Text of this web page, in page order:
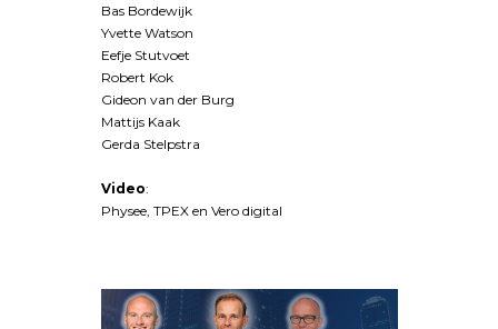
Bas Bordewijk
Yvette Watson
Eefje Stutvoet
Robert Kok
Gideon van der Burg
Mattijs Kaak
Gerda Stelpstra
Video:
Physee, TPEX en Vero digital